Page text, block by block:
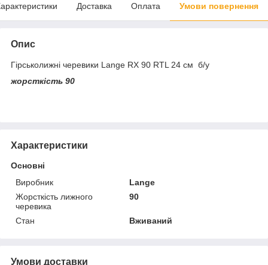
Доставка Оплата Умови повернення
Опис
Гірськолижні черевики Lange RX 90 RTL 24 см б/у
жорсткість 90
Характеристики
Основні
Виробник
Lange
Жорсткість лижного
черевика
90
Стан Вживаний
Умови доставки